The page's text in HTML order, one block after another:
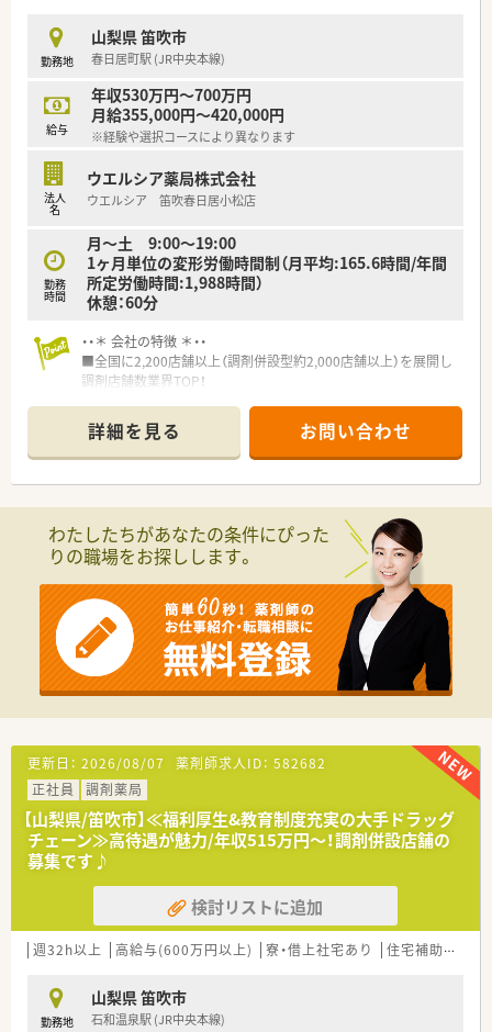
時短勤務ができるよう変更予定です。
■年間休日が120日とワークライフバランスが整っています
■日用品から常備薬まで、従業員割引制度など嬉しいメリットも
たくさんあります！
勤務地
山梨県 笛吹市
春日居町駅 (JR中央本線)
給与
年収530万円～700万円
月給355,000円～420,000円
※経験や選択コースにより異なります
法人
名
ウエルシア薬局株式会社
ウエルシア 笛吹春日居小松店
勤務
時間
月～土 9:00～19:00
1ヶ月単位の変形労働時間制（月平均:165.6時間/年間
所定労働時間:1,988時間）
休憩：60分
・・＊ 会社の特徴 ＊・・
■全国に2,200店舗以上（調剤併設型約2,000店舗以上）を展開し
調剤店舗数業界TOP！
頑張り次第で高給与も可能！
■経験や勤務コースによりますが、経験の少ない方でも500万前
半スタートと業界TOP水準！
■職種や職域に合わせ、豊富な社内研修や外部組織と連携した研
■薬剤師が中心の会社だからこそ活躍できるキャリアパスが多
種多様に用意されています。
■店舗拡大に伴い、エリアマネジャーや営業部長等のマネジメン
■在宅や教育等の専門性を活かせるスペシャリストを目指すこ
とも可能です。
■その他にも、管理部門や商品部門等の本社スタッフなど活動領
域は多種多様です。
■在宅実施店舗は年々増加しており、在宅医療へもしっかりと関
わる事ができます。
■育児休暇は3歳まで取得が可能で、時短制度は小学5年生まで
■年間休日が120日とワークライフバランスが整っています
■日用品から常備薬まで、従業員割引制度など嬉しいメリットも
たくさんあります！
詳細を見る お問い合わせ
わたしたちがあなたの条件にぴった
りの職場をお探しします。
更新日： 2026/08/07 薬剤師求人ID： 582682
正社員
調剤薬局
【山梨県/笛吹市】≪福利厚生&教育制度充実の大手ドラッグ
チェーン≫高待遇が魅力/年収515万円～！調剤併設店舗の
募集です♪
検討リストに追加
週32h以上 高給与(600万円以上) 寮・借上社宅あり 住宅補助(手当)あり
勤務地
山梨県 笛吹市
石和温泉駅 (JR中央本線)